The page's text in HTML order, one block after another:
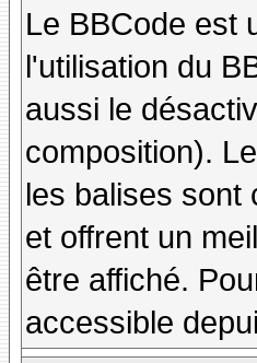
Le BBCode est
l'utilisation du
aussi le
composition).
les balises sont
et offrent un
être affiché.
accessible